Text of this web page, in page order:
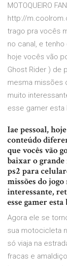
MOTOQUEIRO
http://
trago pra vocês
no canal, e
hoje vocês vão
Ghost Rider ) de
mesma missões
muito
esse gamer esta
Iae pessoal,
conteúdo
que vocês vão
baixar o
ps2 para
missões do
interessante,
esse gamer esta
Agora ele se
sua motocicleta
só viaja na
fracas e